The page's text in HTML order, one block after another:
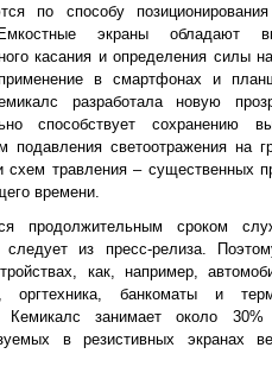
по способу
экраны обладают
касания и определения силы
в смартфонах и
разработала новую
способствует сохранению
подавления светоотражения на
схем травления – существенных
времени.
продолжительным сроком
следует из пресс-релиза.
как, например,
оргтехника, банкоматы и
Кемикалс занимает около 30%
в резистивных экранах